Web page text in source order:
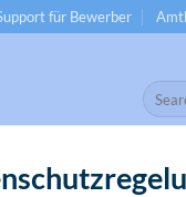
für Bewerber